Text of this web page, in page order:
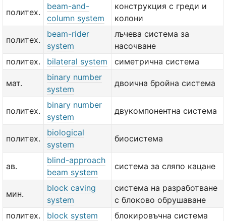
политех.
beam-and-
column system
конструкция с греди и
колони
политех.
beam-rider
system
лъчева система за
насочване
политех.
bilateral system симетрична система
мат.
binary number
system
двоична бройна система
политех.
binary number
system
двукомпонентна система
политех.
biological
system
биосистема
ав.
blind-approach
beam system
система за сляпо кацане
мин.
block caving
system
система на разработване
с блоково обрушаване
политех.
block system блокировъчна система